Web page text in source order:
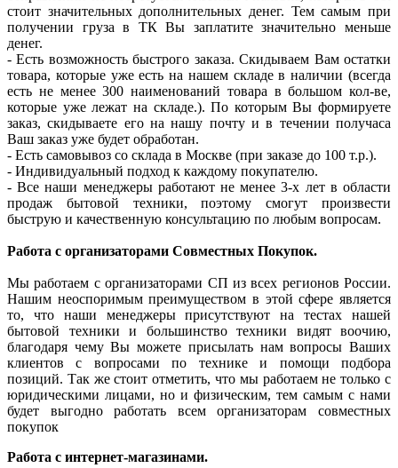
стоит значительных дополнительных денег. Тем самым при
получении груза в ТК Вы заплатите значительно меньше
денег.
- Есть возможность быстрого заказа. Скидываем Вам остатки
товара, которые уже есть на нашем складе в наличии (всегда
есть не менее 300 наименований товара в большом кол-ве,
которые уже лежат на складе.). По которым Вы формируете
заказ, скидываете его на нашу почту и в течении получаса
Ваш заказ уже будет обработан.
- Есть самовывоз со склада в Москве (при заказе до 100 т.р.).
- Индивидуальный подход к каждому покупателю.
- Все наши менеджеры работают не менее 3-х лет в области
продаж бытовой техники, поэтому смогут произвести
быструю и качественную консультацию по любым вопросам.
Работа с организаторами Совместных Покупок.
Мы работаем с организаторами СП из всех регионов России.
Нашим неоспоримым преимуществом в этой сфере является
то, что наши менеджеры присутствуют на тестах нашей
бытовой техники и большинство техники видят воочию,
благодаря чему Вы можете присылать нам вопросы Ваших
клиентов с вопросами по технике и помощи подбора
позиций. Так же стоит отметить, что мы работаем не только с
юридическими лицами, но и физическим, тем самым с нами
будет выгодно работать всем организаторам совместных
покупок
Работа с интернет-магазинами.